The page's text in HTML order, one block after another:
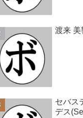
渡来 美
セバス
デス